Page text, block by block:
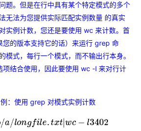
题。但是在行中具有某个特定模式的多个
无法为您提供实际匹配实例数量 的真实
实例计数，您还是要使用 wc 来计数。首
您的版本支持它的话）来运行 grep 命
模式，每行一个模式，而不输出行本身。
结合使用，因此要使用 wc -l 来对行计
：使用 grep 对模式实例计数
ngfile.txt|wc−l3402